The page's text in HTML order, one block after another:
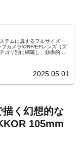
テムに属するフルサイズ・
カメラやRF/EFレンズ（ズ
ゴリ別に網羅し、効率的に
2025.05.01
く幻想的な
105mm